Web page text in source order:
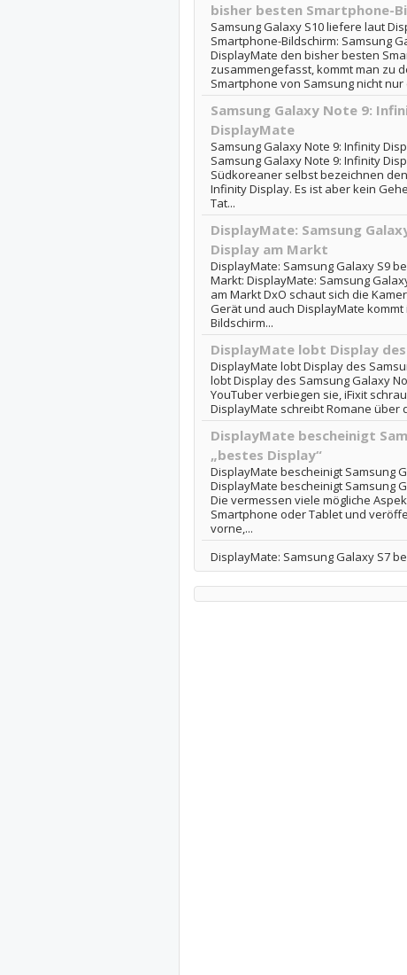
bisher besten Smartphone-
Samsung Galaxy S10 liefere laut
Smartphone-Bildschirm: Samsung
DisplayMate den bisher besten
zusammengefasst, kommt man zu
Smartphone von Samsung nicht nur
Samsung Galaxy Note 9:
DisplayMate
Samsung Galaxy Note 9: Infinity
Samsung Galaxy Note 9: Infinity
Südkoreaner selbst bezeichnen
Infinity Display. Es ist aber kein
Tat...
DisplayMate: Samsung
Display am Markt
DisplayMate: Samsung Galaxy S9
Markt: DisplayMate: Samsung
am Markt DxO schaut sich die
Gerät und auch DisplayMate
Bildschirm...
DisplayMate lobt Display
DisplayMate lobt Display des
lobt Display des Samsung Galaxy
YouTuber verbiegen sie, iFixit
DisplayMate schreibt Romane über
DisplayMate bescheinigt
„bestes Display“
DisplayMate bescheinigt Samsung
DisplayMate bescheinigt Samsung
Die vermessen viele mögliche
Smartphone oder Tablet und
vorne,...
DisplayMate: Samsung Galaxy S7